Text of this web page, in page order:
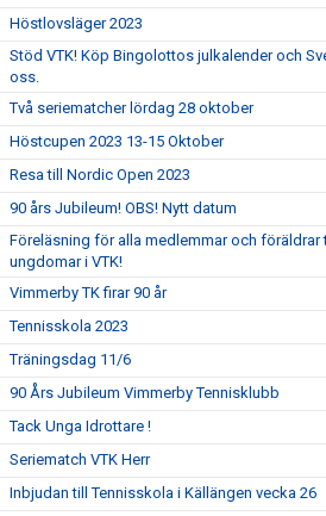
Höstlovsläger 2023
Stöd VTK! Köp Bingolottos julkalender och
oss.
Två seriematcher lördag 28 oktober
Höstcupen 2023 13-15 Oktober
Resa till Nordic Open 2023
90 års Jubileum! OBS! Nytt datum
Föreläsning för alla medlemmar och föräldrar
ungdomar i VTK!
Vimmerby TK firar 90 år
Tennisskola 2023
Träningsdag 11/6
90 Års Jubileum Vimmerby Tennisklubb
Tack Unga Idrottare !
Seriematch VTK Herr
Inbjudan till Tennisskola i Källängen vecka 26